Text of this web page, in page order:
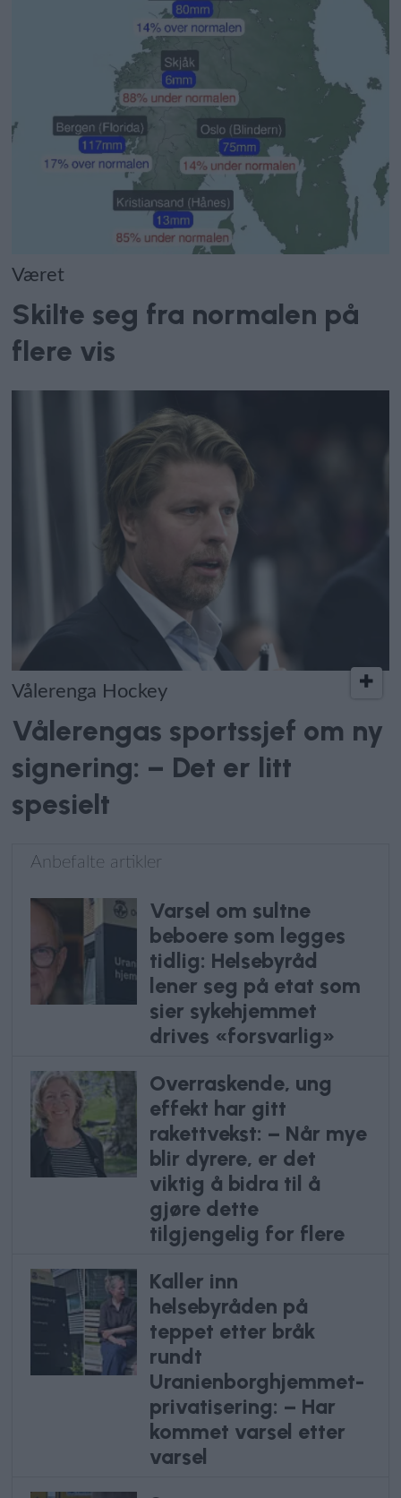
Været
Skilte seg fra normalen på
flere vis
Vålerenga Hockey
Vålerengas sportssjef om ny
signering: – Det er litt
spesielt
Anbefalte artikler
Varsel om sultne
beboere som legges
tidlig: Helsebyråd
lener seg på etat som
sier sykehjemmet
drives «forsvarlig»
Overraskende, ung
effekt har gitt
rakettvekst: – Når mye
blir dyrere, er det
viktig å bidra til å
gjøre dette
tilgjengelig for flere
Kaller inn
helsebyråden på
teppet etter bråk
rundt
Uranienborghjemmet-
privatisering: – Har
kommet varsel etter
varsel